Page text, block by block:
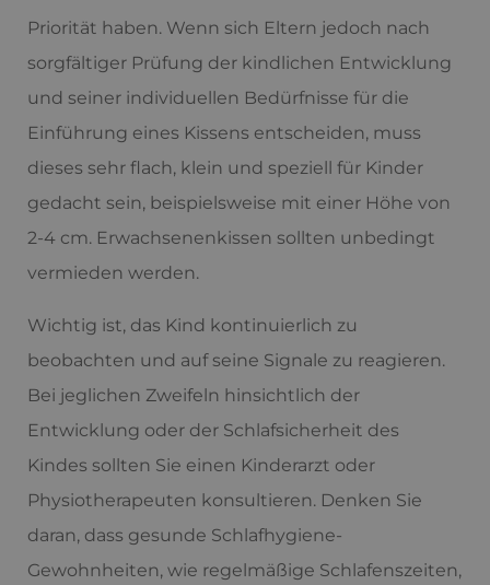
Priorität haben. Wenn sich Eltern jedoch nach
sorgfältiger Prüfung der kindlichen Entwicklung
und seiner individuellen Bedürfnisse für die
Einführung eines Kissens entscheiden, muss
dieses sehr flach, klein und speziell für Kinder
gedacht sein, beispielsweise mit einer Höhe von
2-4 cm. Erwachsenenkissen sollten unbedingt
vermieden werden.
Wichtig ist, das Kind kontinuierlich zu
beobachten und auf seine Signale zu reagieren.
Bei jeglichen Zweifeln hinsichtlich der
Entwicklung oder der Schlafsicherheit des
Kindes sollten Sie einen Kinderarzt oder
Physiotherapeuten konsultieren. Denken Sie
daran, dass gesunde Schlafhygiene-
Gewohnheiten, wie regelmäßige Schlafenszeiten,